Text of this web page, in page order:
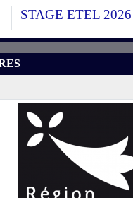
STAGE ETEL 2026